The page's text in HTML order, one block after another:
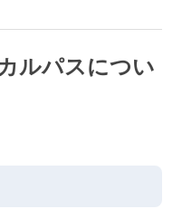
ルパスについ